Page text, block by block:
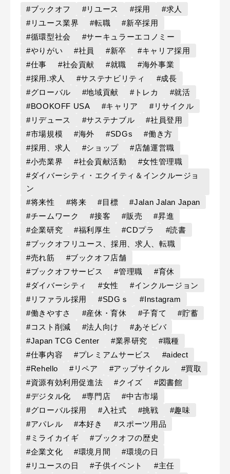
#ブックオフ #リユース #採用
#求人
#リユース業界
#転職
#新卒採用
#循環型社会
#サーキュラーエコノミー
#やりがい
#社員 #新卒
#キャリア採用
#仕事
#社会貢献 #就職
#海外事業
#採用.求人
#サステナビリティ
#成長
#グローバル
#地域貢献 #トレカ
#就活
#BOOKOFF USA
#キャリア
#リサイクル
#リデュース
#サステナブル
#社員登用
#市場規模
#海外 #SDGs
#働き方
#採用、求人
#ショップ
#店舗運営職
#小売業界
#社会貢献活動
#女性管理職
#ダイバーシティ・エクイティ＆インクルージョ
ン
#将来性
#将来 #目標
#Jalan Jalan Japan
#チームワーク
#接客 #販売
#昇進
#企業研究
#福利厚生 #CDプラ
#読書
#ブックオフリユース、採用、求人、転職
#売れ筋
#ブックオフ店舗
#ブックオフサービス
#管理職
#育休
#ダイバーシティ
#女性
#インクルージョン
#リファラル採用
#SDGｓ
#Instagram
#働きやすさ
#産休・育休 #子育て
#貯蓄
#コスト削減
#法人向け
#あそビバ
#Japan TCG Center
#業界研究
#職種
#仕事内容
#プレミアムサービス
#aidect
#Rehello
#リペア #アップサイクル
#買取
#資源有効利用促進法
#クイズ
#図書館
#デジタル化
#専門店
#中古市場
#グローバル採用
#入社式 #挑戦
#趣味
#アパレル
#本好き
#スポーツ用品
#ミライカイギ
#ブックオフの歴史
#企業文化
#環境月間
#環境の日
#リユースの日
#子供イベント
#主任